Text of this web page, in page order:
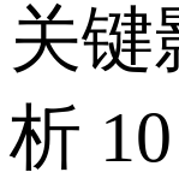
关键
析